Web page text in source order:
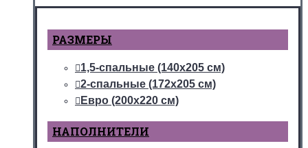
РАЗМЕРЫ
1,5-спальные (140х205 см)
2-спальные (172х205 см)
Евро (200х220 см)
НАПОЛНИТЕЛИ